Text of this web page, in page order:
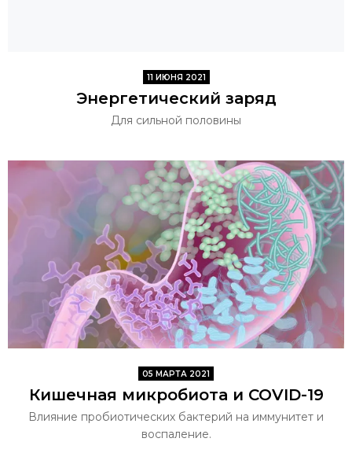
11 ИЮНЯ 2021
Энергетический заряд
Для сильной половины
05 МАРТА 2021
Кишечная микробиота и COVID-19
Влияние пробиотических бактерий на иммунитет и
воспаление.